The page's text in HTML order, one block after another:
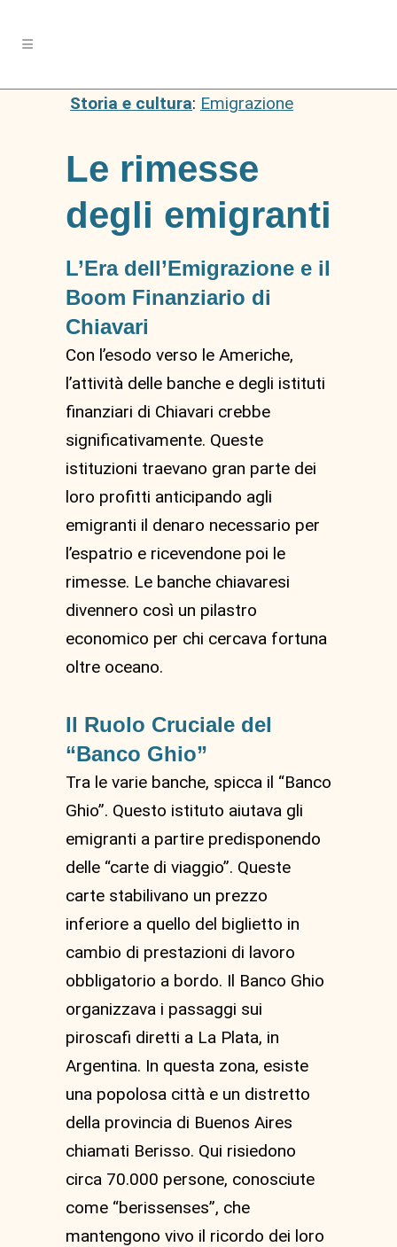
Storia e cultura: Emigrazione
Le rimesse
degli emigranti
L’Era dell’Emigrazione e il
Boom Finanziario di
Chiavari
Con l’esodo verso le Americhe,
l’attività delle banche e degli istituti
finanziari di Chiavari crebbe
significativamente. Queste
istituzioni traevano gran parte dei
loro profitti anticipando agli
emigranti il denaro necessario per
l’espatrio e ricevendone poi le
rimesse. Le banche chiavaresi
divennero così un pilastro
economico per chi cercava fortuna
oltre oceano.
Il Ruolo Cruciale del
“Banco Ghio”
Tra le varie banche, spicca il “Banco
Ghio”. Questo istituto aiutava gli
emigranti a partire predisponendo
delle “carte di viaggio”. Queste
carte stabilivano un prezzo
inferiore a quello del biglietto in
cambio di prestazioni di lavoro
obbligatorio a bordo. Il Banco Ghio
organizzava i passaggi sui
piroscafi diretti a La Plata, in
Argentina. In questa zona, esiste
una popolosa città e un distretto
della provincia di Buenos Aires
chiamati Berisso. Qui risiedono
circa 70.000 persone, conosciute
come “berissenses”, che
mantengono vivo il ricordo dei loro